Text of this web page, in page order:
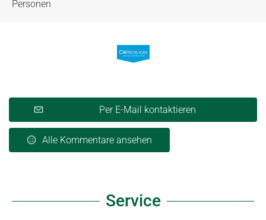
Personen
Per E-Mail kontaktieren
Alle Kommentare ansehen
Service